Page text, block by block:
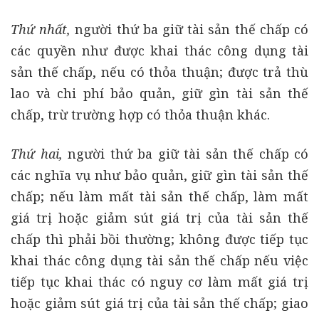
Thứ nhất,người thứ ba giữ tài sản thế chấp có
các quyền như được khai thác công dụng tài
sản thế chấp, nếu có thỏa thuận; được trả thù
lao và chi phí bảo quản, giữ gìn tài sản thế
chấp, trừ trường hợp có thỏa thuận khác.
Thứ hai, người thứ ba giữ tài sản thế chấp có
các nghĩa vụ như bảo quản, giữ gìn tài sản thế
chấp; nếu làm mất tài sản thế chấp, làm mất
giá trị hoặc giảm sút giá trị của tài sản thế
chấp thì phải bồi thường; không được tiếp tục
khai thác công dụng tài sản thế chấp nếu việc
tiếp tục khai thác có nguy cơ làm mất giá trị
hoặc giảm sút giá trị của tài sản thế chấp; giao